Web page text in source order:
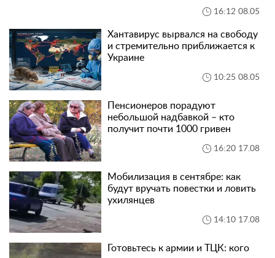
16:12 08.05
Хантавирус вырвался на свободу
и стремительно приближается к
Украине
10:25 08.05
Пенсионеров порадуют
небольшой надбавкой – кто
получит почти 1000 гривен
16:20 17.08
Мобилизация в сентябре: как
будут вручать повестки и ловить
ухилянцев
14:10 17.08
Готовьтесь к армии и ТЦК: кого